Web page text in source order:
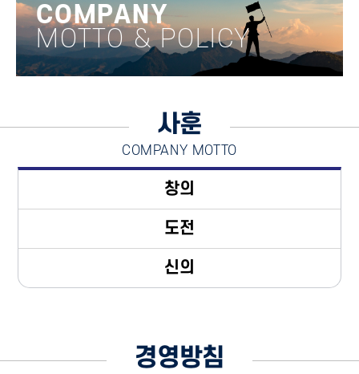
COMPANY
MOTTO & POLICY
사훈
COMPANY MOTTO
창의
도전
신의
경영방침